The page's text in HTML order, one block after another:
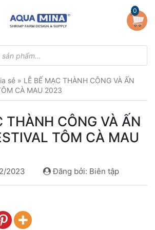
0
sẻ » LỄ BẾ MẠC THÀNH CÔNG VÀ ẤN
CÀ MAU 2023
THÀNH CÔNG VÀ ẤN
TÔM CÀ MAU
2023 Đăng bởi: Biên tập